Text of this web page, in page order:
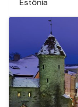
post
Estônia